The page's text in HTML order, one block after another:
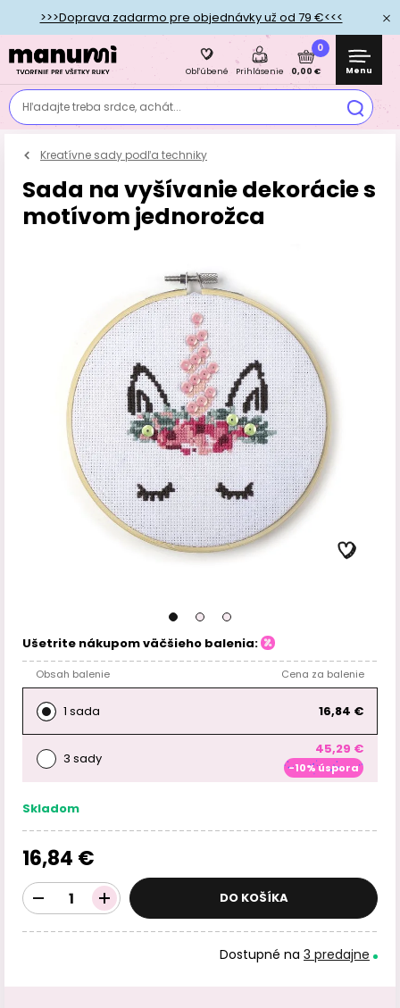
>>>Doprava zadarmo pre objednávky už od 79 €<<<
Hľadajte treba srdce, achát...
Obľúbené Prihlásenie
0
0,00 € Menu
Kreatívne sady podľa techniky
Sada na vyšívanie dekorácie s
motívom jednorožca
Ušetrite nákupom väčšieho balenia:
Obsah balenie Cena za balenie
1 sada 16,84 €
3 sady
45,29 €
-10% úspora
Skladom
16,84 €
DO KOŠÍKA
Dostupné na 3 predajne